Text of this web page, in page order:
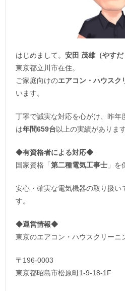
はじめまして。 安田 茂雄（やすだ
東京都立川市在住。
ご家庭向けのエアコン・ハウスク
います。
丁寧で誠実な対応を心がけ、昨年
は年間659台以上の実績があります
◆有資格者による対応◆
国家資格「 第二種電気工事士 」を
安心・確実な電気機器の取り扱い
す。
◆運営情報◆
東京のエアコン・ハウスクリーニ
〒196-0003
東京都昭島市松原町1-9‐18‐1F